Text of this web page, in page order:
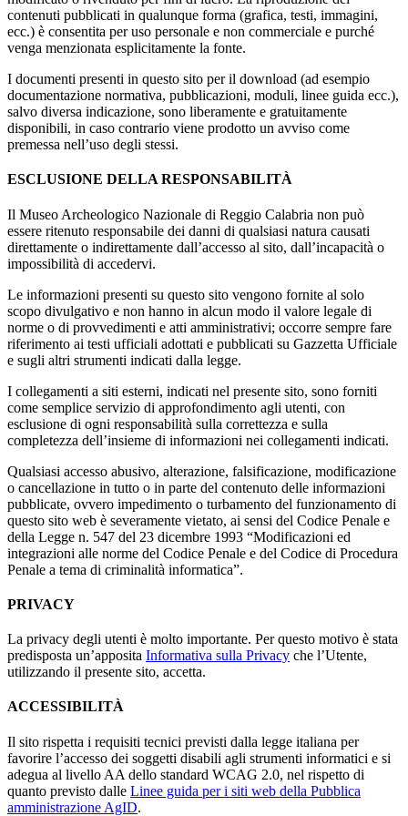
contenuti pubblicati in qualunque forma (grafica, testi, immagini,
ecc.) è consentita per uso personale e non commerciale e purché
venga menzionata esplicitamente la fonte.
I documenti presenti in questo sito per il download (ad esempio
documentazione normativa, pubblicazioni, moduli, linee guida ecc.),
salvo diversa indicazione, sono liberamente e gratuitamente
disponibili, in caso contrario viene prodotto un avviso come
premessa nell’uso degli stessi.
ESCLUSIONE DELLA RESPONSABILITÀ
Il Museo Archeologico Nazionale di Reggio Calabria non può
essere ritenuto responsabile dei danni di qualsiasi natura causati
direttamente o indirettamente dall’accesso al sito, dall’incapacità o
impossibilità di accedervi.
Le informazioni presenti su questo sito vengono fornite al solo
scopo divulgativo e non hanno in alcun modo il valore legale di
norme o di provvedimenti e atti amministrativi; occorre sempre fare
riferimento ai testi ufficiali adottati e pubblicati su Gazzetta Ufficiale
e sugli altri strumenti indicati dalla legge.
I collegamenti a siti esterni, indicati nel presente sito, sono forniti
come semplice servizio di approfondimento agli utenti, con
esclusione di ogni responsabilità sulla correttezza e sulla
completezza dell’insieme di informazioni nei collegamenti indicati.
Qualsiasi accesso abusivo, alterazione, falsificazione, modificazione
o cancellazione in tutto o in parte del contenuto delle informazioni
pubblicate, ovvero impedimento o turbamento del funzionamento di
questo sito web è severamente vietato, ai sensi del Codice Penale e
della Legge n. 547 del 23 dicembre 1993 “Modificazioni ed
integrazioni alle norme del Codice Penale e del Codice di Procedura
Penale a tema di criminalità informatica”.
PRIVACY
La privacy degli utenti è molto importante. Per questo motivo è stata
predisposta un’apposita Informativa sulla Privacy che l’Utente,
utilizzando il presente sito, accetta.
ACCESSIBILITÀ
Il sito rispetta i requisiti tecnici previsti dalla legge italiana per
favorire l’accesso dei soggetti disabili agli strumenti informatici e si
adegua al livello AA dello standard WCAG 2.0, nel rispetto di
quanto previsto dalle Linee guida per i siti web della Pubblica
amministrazione AgID.